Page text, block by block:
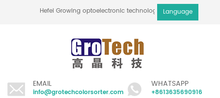
Hefei Growing optoelectronic technology co., ltd
Language
EMAIL
info@grotechcolorsorter.com
WHATSAPP
+8613635690916